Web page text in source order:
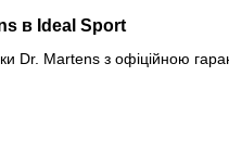
в Ideal Sport
Dr. Martens з офіційною